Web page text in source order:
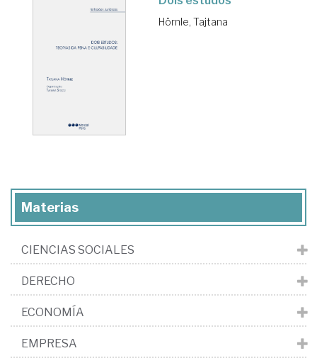
Hörnle, Tajtana
Materias
CIENCIAS SOCIALES
DERECHO
ECONOMÍA
EMPRESA